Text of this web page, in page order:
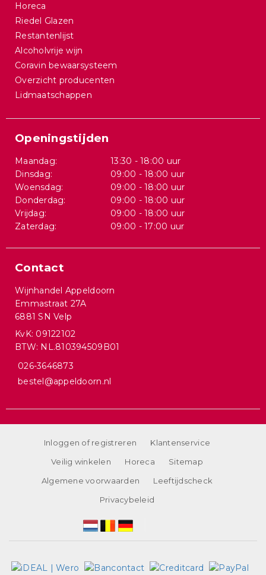
Horeca
Riedel Glazen
Restantenlijst
Alcoholvrije wijn
Coravin bewaarsysteem
Overzicht producenten
Lidmaatschappen
Openingstijden
Maandag:
13:30 - 18:00 uur
Dinsdag:
09:00 - 18:00 uur
Woensdag:
09:00 - 18:00 uur
Donderdag:
09:00 - 18:00 uur
Vrijdag:
09:00 - 18:00 uur
Zaterdag:
09:00 - 17:00 uur
Contact
Wijnhandel Appeldoorn
Emmastraat 27A
6881 SN Velp
KvK: 09122102
BTW: NL.810394509B01
026-3646873
bestel@appeldoorn.nl
Inloggen of registreren
Klantenservice
Veilig winkelen
Horeca
Sitemap
Algemene voorwaarden
Leeftijdscheck
Privacybeleid